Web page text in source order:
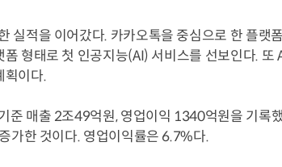
실적을 이어갔다. 카카오톡을 중심으로 한 플랫
형태로 첫 인공지능(AI) 서비스를 선보인다. 또
획이다.
준 매출 2조49억원, 영업이익 1340억원을 기록
가한 것이다. 영업이익률은 6.7%다.